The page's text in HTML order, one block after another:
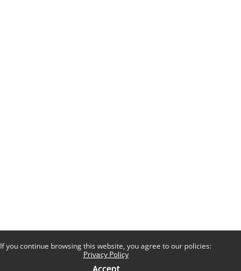
If you continue browsing this website, you agree to our policies:
Privacy Policy